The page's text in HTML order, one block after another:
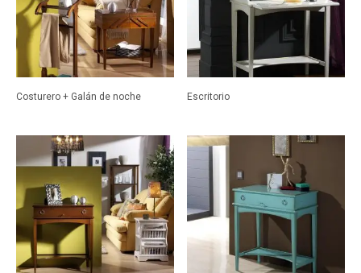
Costurero + Galán de noche Escritorio